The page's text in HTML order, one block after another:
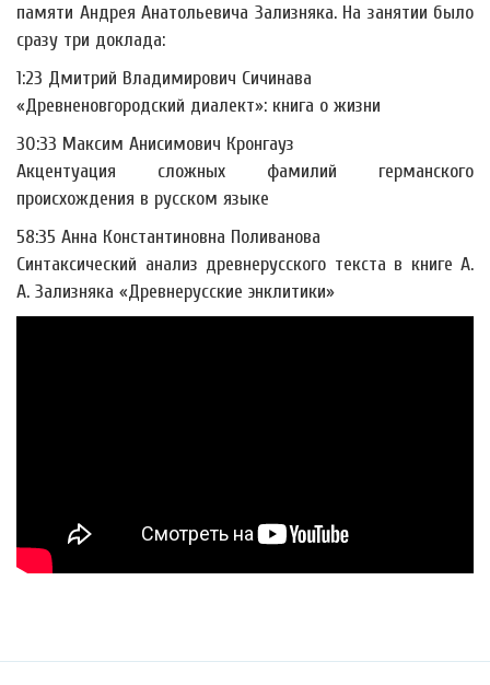
памяти Андрея Анатольевича Зализняка. На занятии было
сразу три доклада:
1:23 Дмитрий Владимирович Сичинава
«Древненовгородский диалект»: книга о жизни
30:33 Максим Анисимович Кронгауз
Акцентуация сложных фамилий германского
происхождения в русском языке
58:35 Анна Константиновна Поливанова
Синтаксический анализ древнерусского текста в книге А.
А. Зализняка «Древнерусские энклитики»